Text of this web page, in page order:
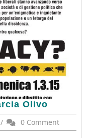
Olivo
/ 0 Comment